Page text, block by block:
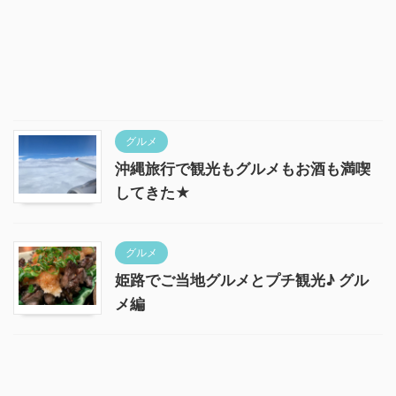
グルメ
沖縄旅行で観光もグルメもお酒も満喫
してきた★
グルメ
姫路でご当地グルメとプチ観光♪ グル
メ編